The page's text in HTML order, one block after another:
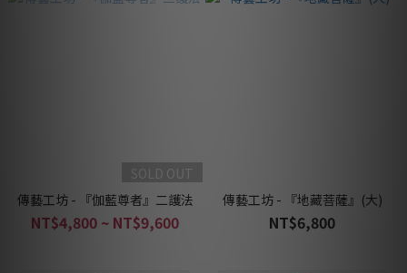
SOLD OUT
傳藝工坊 - 『伽藍尊者』二護法
NT$4,800 ~ NT$9,600
傳藝工坊 - 『地藏菩薩』(大)
NT$6,800